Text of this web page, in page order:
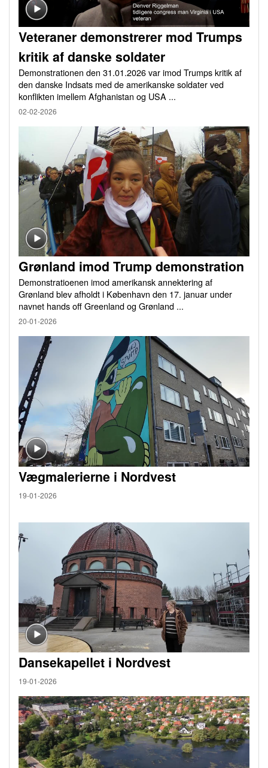
Veteraner demonstrerer mod Trumps
kritik af danske soldater
Demonstrationen den 31.01.2026 var imod Trumps kritik af
den danske Indsats med de amerikanske soldater ved
konflikten imellem Afghanistan og USA ...
02-02-2026
Grønland imod Trump demonstration
Demonstratioenen imod amerikansk annektering af
Grønland blev afholdt i København den 17. januar under
navnet hands off Greenland og Grønland ...
20-01-2026
Vægmalerierne i Nordvest
19-01-2026
Dansekapellet i Nordvest
19-01-2026